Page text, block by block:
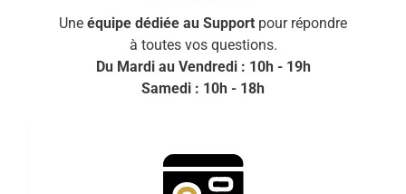
Une équipe dédiée au Support pour répondre
à toutes vos questions.
Du Mardi au Vendredi : 10h - 19h
Samedi : 10h - 18h